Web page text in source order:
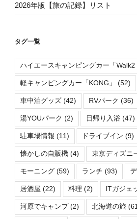
2026年版【旅の記録】リスト
タグ一覧
ハイエースキャンピングカー「Walk2
軽キャンピングカー「KONG」 (52)
車中泊グッズ (42) RVパーク (36)
湯YOUパーク (2) 日帰り入浴 (47)
駐車場情報 (11) ドライブイン (9)
懐かしの自販機 (4) 東京ディズニ
モーニング (59) ランチ (93)
居酒屋 (22) 料理 (2) ITガジェ
河原でキャンプ(2) 北海道の旅